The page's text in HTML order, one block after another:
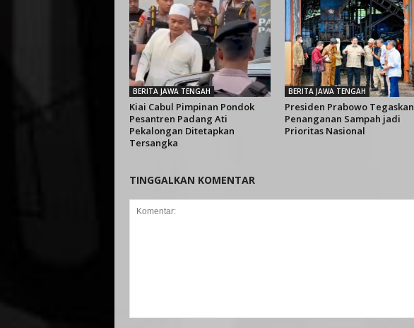
BERITA JAWA TENGAH
Kiai Cabul Pimpinan Pondok
Pesantren Padang Ati
Pekalongan Ditetapkan
Tersangka
BERITA JAWA TENGAH
Presiden Prabowo Tegaskan
Penanganan Sampah jadi
Prioritas Nasional
TINGGALKAN KOMENTAR